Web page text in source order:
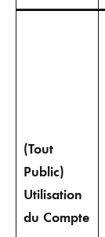
(Tout
Public)
Utilisation
du Compte